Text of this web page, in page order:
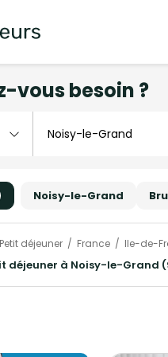
vous besoin ?
Noisy-le-Grand
déjeuner France Ile-de-
déjeuner à Noisy-le-Grand